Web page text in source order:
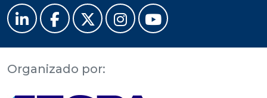
Organizado por: